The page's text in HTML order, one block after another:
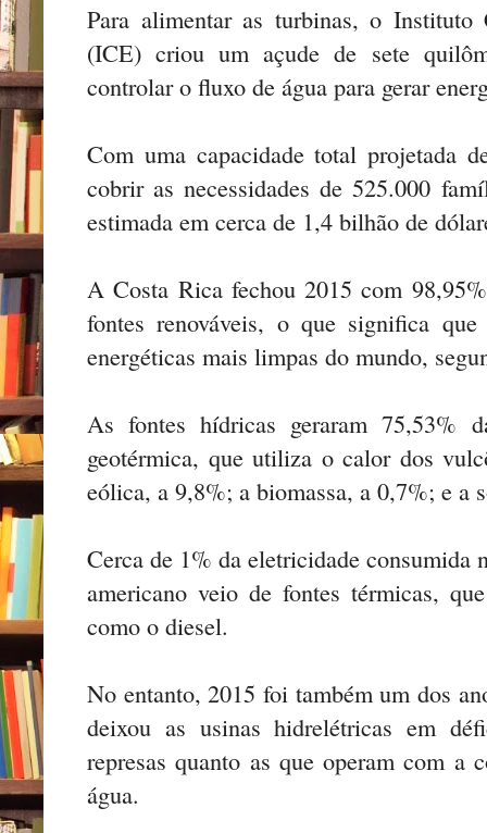
Para alimentar as turbinas, o Instituto
(ICE) criou um açude de sete
controlar o fluxo de água para gerar
Com uma capacidade total projetada
cobrir as necessidades de 525.000
estimada em cerca de 1,4 bilhão de
A Costa Rica fechou 2015 com
fontes renováveis, o que significa
energéticas mais limpas do mundo,
As fontes hídricas geraram 75,53%
geotérmica, que utiliza o calor dos
eólica, a 9,8%; a biomassa, a 0,7%; e a
Cerca de 1% da eletricidade consumida
americano veio de fontes térmicas,
como o diesel.
No entanto, 2015 foi também um dos
deixou as usinas hidrelétricas em
represas quanto as que operam com a
água.